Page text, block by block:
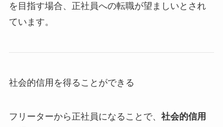
を目指す場合、正社員への転職が望ましいとされ
ています。
社会的信用を得ることができる
フリーターから正社員になることで、 社会的信用